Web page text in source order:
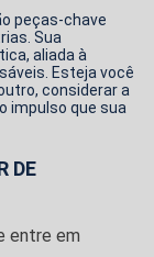
peças-chave
Sua
aliada à
Esteja você
considerar a
impulso que sua
DE
entre em